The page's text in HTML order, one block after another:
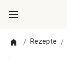
/ Rezepte /